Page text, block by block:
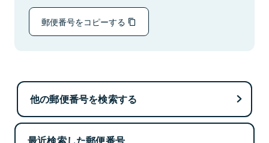
郵便番号をコピーする
他の郵便番号を検索する